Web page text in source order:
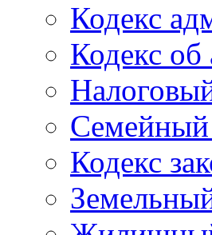
Кодекс
Кодекс
Семейный
Кодекс